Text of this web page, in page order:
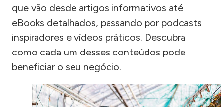
que vão desde artigos informativos até
eBooks detalhados, passando por podcasts
inspiradores e vídeos práticos. Descubra
como cada um desses conteúdos pode
beneficiar o seu negócio.